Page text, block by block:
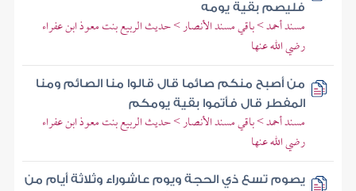
فليصم بقية يومه
مسند أحمد > باقي مسند الأنصار > حديث الربيع بنت معوذ ابن عفراء
رضي الله عنها
من أصبح منكم صائما قال قالوا منا الصائم ومنا
المفطر قال فأتموا بقية يومكم
مسند أحمد > باقي مسند الأنصار > حديث الربيع بنت معوذ ابن عفراء
رضي الله عنها
يصوم تسع ذي الحجة ويوم عاشوراء وثلاثة أيام من